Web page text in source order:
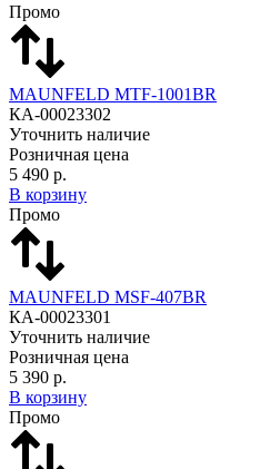
Промо
MAUNFELD MTF-1001BR
КА-00023302
Уточнить наличие
Розничная цена
5 490 р.
В корзину
Промо
MAUNFELD MSF-407BR
КА-00023301
Уточнить наличие
Розничная цена
5 390 р.
В корзину
Промо